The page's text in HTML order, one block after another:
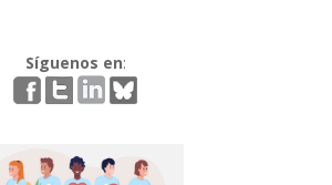
Síguenos en: